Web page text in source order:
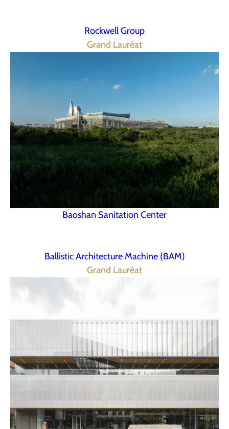
Rockwell Group
Grand Lauréat
Baoshan Sanitation Center
Ballistic Architecture Machine (BAM)
Grand Lauréat